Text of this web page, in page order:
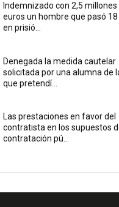
Indemnizado con 2,5 millones
euros un hombre que pasó 18
en prisió...
Denegada la medida cautelar
solicitada por una alumna de
que pretendí...
Las prestaciones en favor del
contratista en los supuestos
contratación pú...